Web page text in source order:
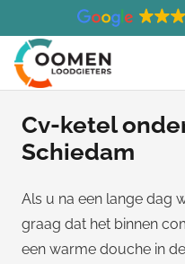
Cv-ketel
Schiedam
Als u na een lange dag
graag dat het binnen
een warme douche in